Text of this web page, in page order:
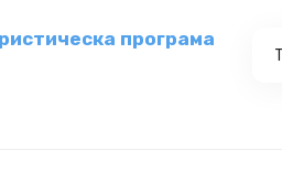
програма